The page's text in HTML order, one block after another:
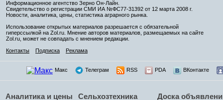
Информационное агентство Зерно Он-Лайн.
Свидетельство о регистрации СМИ ИА №ФС77-31392 от 12 марта 2008 г.
Новости, аналитика, цены, статистика аграрного рынка.
Использование открытых материалов разрешается с обязательной
гиперссылкой на Zol.ru. Мнение авторов материалов, размещаемых на сайте
Zol.ru, может не совпадать с мнением редакции.
Контакты
Подписка Реклама
Макс Телеграм RSS PDA ВКонтакте
Аналитика и цены Сельхозтехника Доска